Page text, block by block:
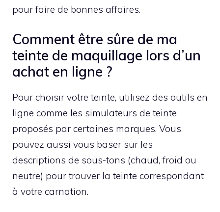
pour faire de bonnes affaires.
Comment être sûre de ma
teinte de maquillage lors d’un
achat en ligne ?
Pour choisir votre teinte, utilisez des outils en
ligne comme les simulateurs de teinte
proposés par certaines marques. Vous
pouvez aussi vous baser sur les
descriptions de sous-tons (chaud, froid ou
neutre) pour trouver la teinte correspondant
à votre carnation.